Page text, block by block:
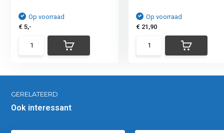
Op voorraad
€ 5,-
Op voorraad
€ 21,90
GERELATEERD
Ook interessant